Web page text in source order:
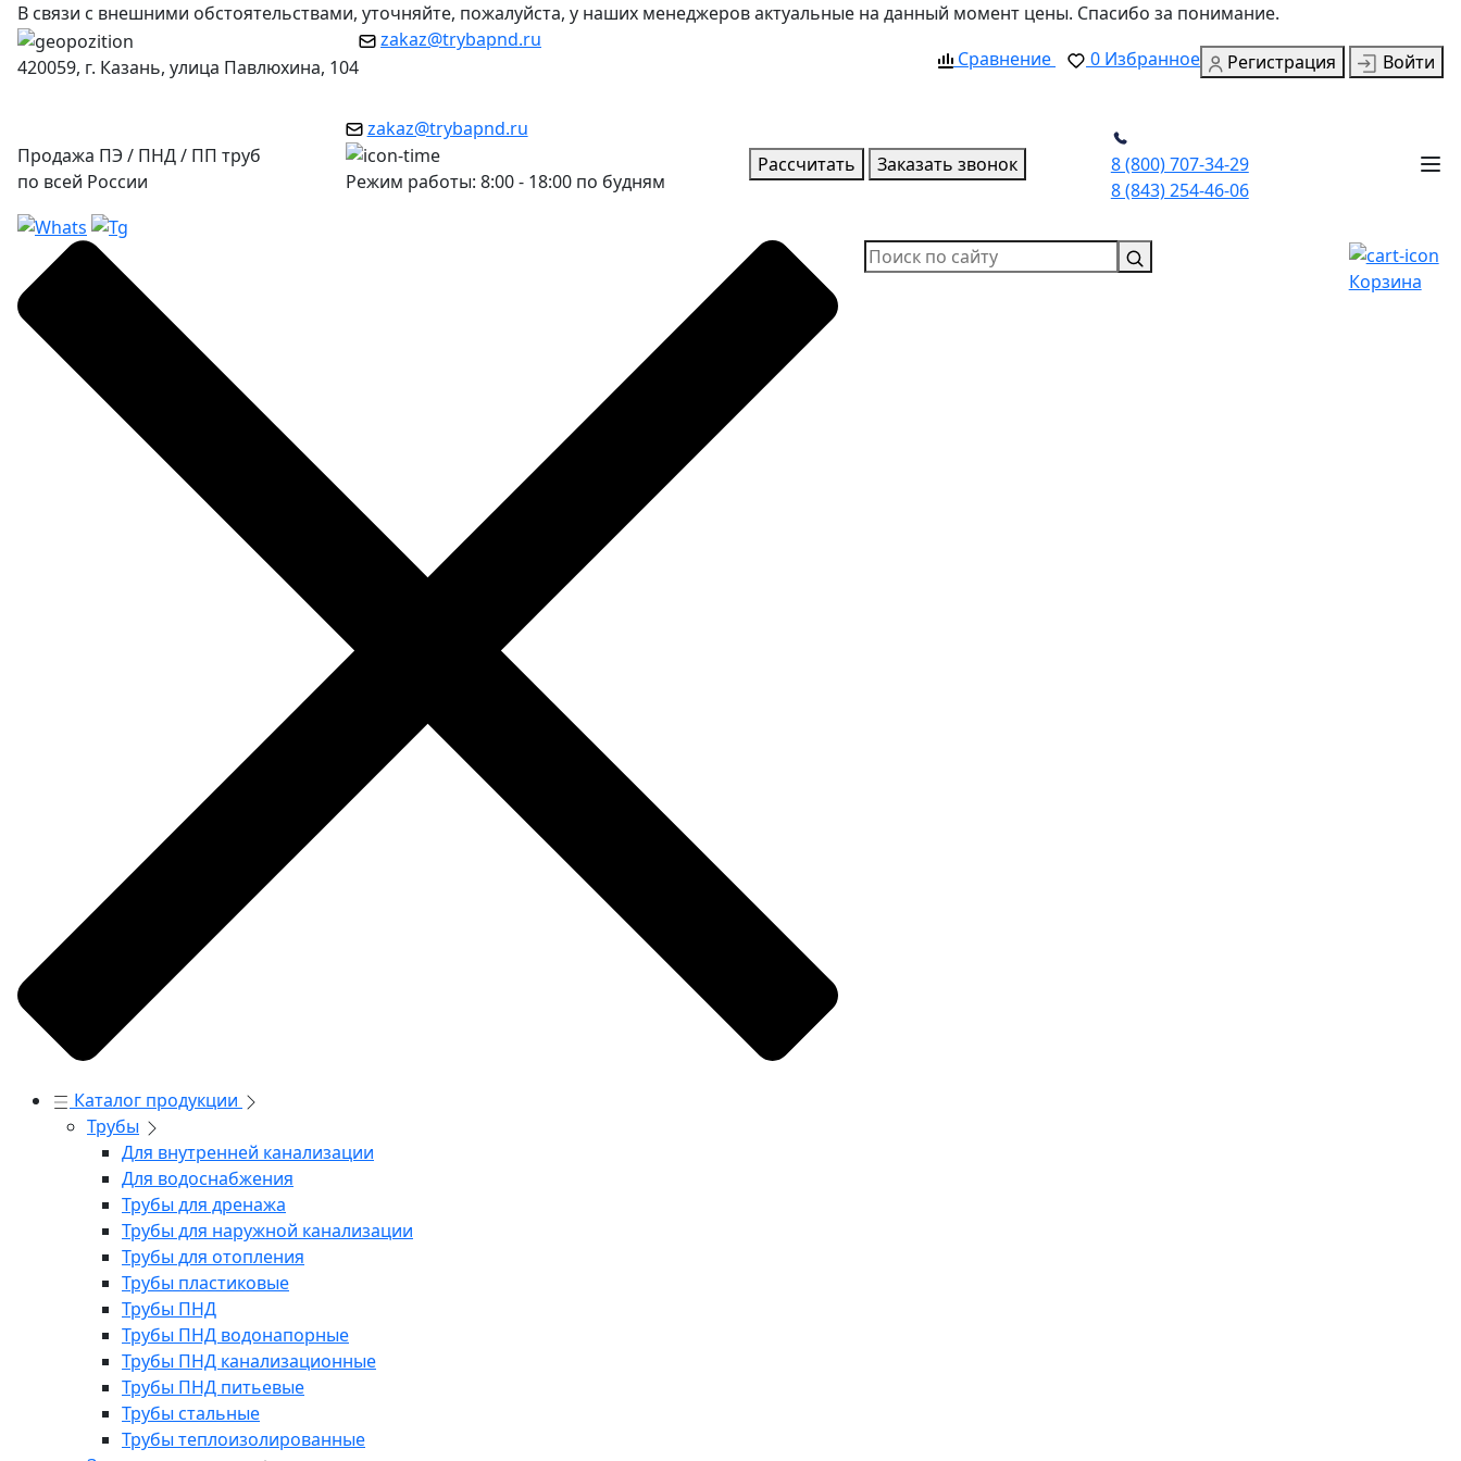
В связи с внешними обстоятельствами, уточняйте, пожалуйста, у наших менеджеров актуальные на данный момент цены. Спасибо за понимание.
420059, г. Казань, улица Павлюхина, 104
zakaz@trybapnd.ru
Сравнение
0 Избранное Регистрация Войти
Продажа ПЭ / ПНД / ПП труб
по всей России
zakaz@trybapnd.ru
Режим работы: 8:00 - 18:00 по будням
Рассчитать Заказать звонок
8 (800) 707-34-29
8 (843) 254-46-06
Каталог продукции
Трубы
Для внутренней канализации
Для водоснабжения
Трубы для дренажа
Трубы для наружной канализации
Трубы для отопления
Трубы пластиковые
Трубы ПНД
Трубы ПНД водонапорные
Трубы ПНД канализационные
Трубы ПНД питьевые
Трубы стальные
Трубы теплоизолированные
Корзина